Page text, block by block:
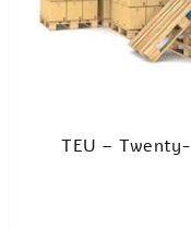
נפח של מכולה נמדד ביחידות ששמן TEU – Twenty-